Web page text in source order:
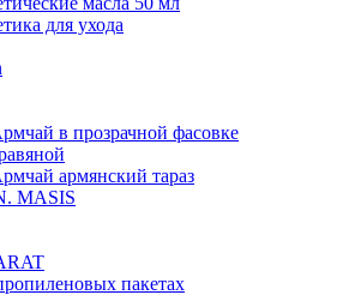
для ухода
в прозрачной фасовке
армянский тараз
MASIS
пакетах